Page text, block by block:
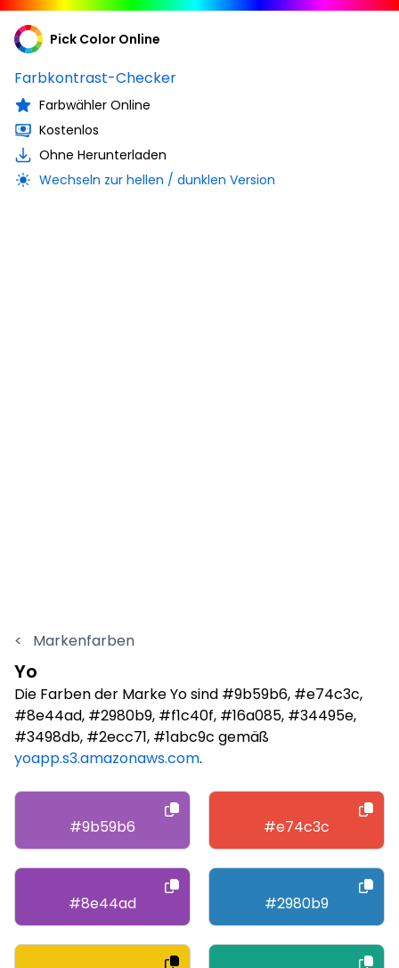
Pick Color Online
Farbkontrast-Checker
Farbwähler Online
Kostenlos
Ohne Herunterladen
Wechseln zur hellen / dunklen Version
< Markenfarben
Yo
Die Farben der Marke Yo sind #9b59b6, #e74c3c,
#8e44ad, #2980b9, #f1c40f, #16a085, #34495e,
#3498db, #2ecc71, #1abc9c gemäß
yoapp.s3.amazonaws.com.
#9b59b6 #e74c3c
#8e44ad #2980b9